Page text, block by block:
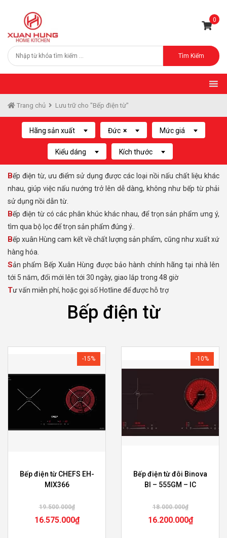
0
Tìm Kiếm
Trang chủ Lưu trữ cho "Bếp điện từ"
Hãng sản xuất ×
Đức Mức giá
Kiểu dáng Kích thước
Bếp điện từ, ưu điểm sử dụng được các loại nồi nấu chất liệu khác
nhau, giúp việc nấu nướng trở lên dễ dàng, không như bếp từ phải
sử dụng nồi dẫn từ.
Bếp điện từ có các phân khúc khác nhau, để trọn sản phẩm ưng ý,
tìm qua bộ lọc để trọn sản phẩm đúng ý..
Bếp xuân Hùng cam kết về chất lượng sản phẩm, cũng như xuất xứ
hàng hóa.
Sản phẩm Bếp Xuân Hùng được bảo hành chính hãng tại nhà lên
tới 5 năm, đổi mới lên tới 30 ngày, giao lắp trong 48 giờ
Tư vấn miễn phí, hoặc gọi số Hotline để được hỗ trợ
Bếp điện từ
-15%
Bếp điện từ CHEFS EH-
MIX366
19.500.000₫
16.575.000₫
-10%
Bếp điện từ đôi Binova
BI – 555GM – IC
18.000.000₫
16.200.000₫